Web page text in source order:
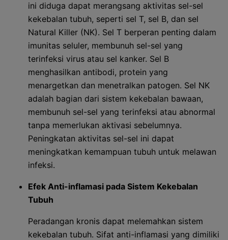
ini diduga dapat merangsang aktivitas sel-sel
kekebalan tubuh, seperti sel T, sel B, dan sel
Natural Killer (NK). Sel T berperan penting dalam
imunitas seluler, membunuh sel-sel yang
terinfeksi virus atau sel kanker. Sel B
menghasilkan antibodi, protein yang
menargetkan dan menetralkan patogen. Sel NK
adalah bagian dari sistem kekebalan bawaan,
membunuh sel-sel yang terinfeksi atau abnormal
tanpa memerlukan aktivasi sebelumnya.
Peningkatan aktivitas sel-sel ini dapat
meningkatkan kemampuan tubuh untuk melawan
infeksi.
Efek Anti-inflamasi pada Sistem Kekebalan
Tubuh
Peradangan kronis dapat melemahkan sistem
kekebalan tubuh. Sifat anti-inflamasi yang dimiliki